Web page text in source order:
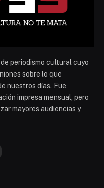
periodismo cultural cuyo
sobre lo que
nuestros días. Fue
impresa mensual, pero
mayores audiencias y